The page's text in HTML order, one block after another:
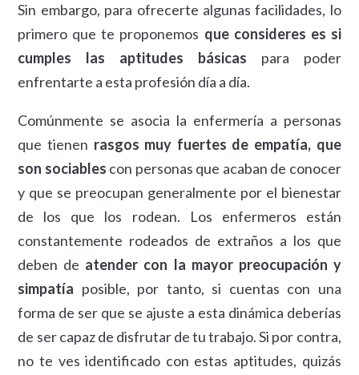
Sin embargo, para ofrecerte algunas facilidades, lo
primero que te proponemos que consideres es si
cumples las aptitudes básicas para poder
enfrentarte a esta profesión día a día.
Comúnmente se asocia la enfermería a personas
que tienen rasgos muy fuertes de empatía, que
son sociables con personas que acaban de conocer
y que se preocupan generalmente por el bienestar
de los que los rodean. Los enfermeros están
constantemente rodeados de extraños a los que
deben de atender con la mayor preocupación y
simpatía posible, por tanto, si cuentas con una
forma de ser que se ajuste a esta dinámica deberías
de ser capaz de disfrutar de tu trabajo. Si por contra,
no te ves identificado con estas aptitudes, quizás